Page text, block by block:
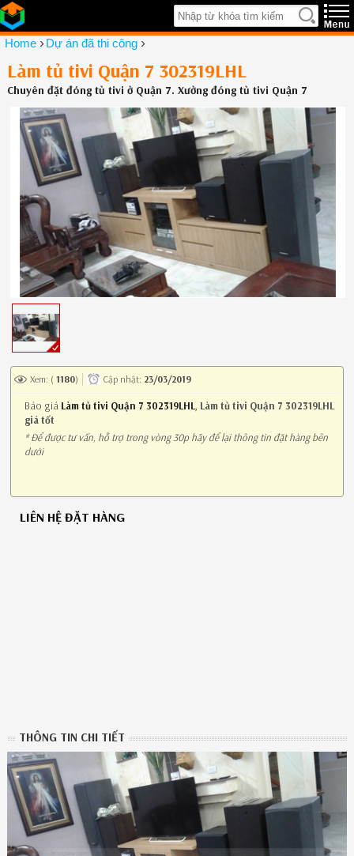
Home ›Dự án đã thi công ›
Làm tủ tivi Quận 7 302319LHL
Chuyên đặt đóng tủ tivi ở Quận 7. Xưởng đóng tủ tivi Quận 7
Xem: ( 1180) Cập nhật: 23/03/2019
Báo giá Làm tủ tivi Quận 7 302319LHL, Làm tủ tivi Quận 7 302319LHL
giá tốt
* Để được tư vấn, hỗ trợ trong vòng 30p hãy để lại thông tin đặt hàng bên
dưới
LIÊN HỆ ĐẶT HÀNG
THÔNG TIN CHI TIẾT